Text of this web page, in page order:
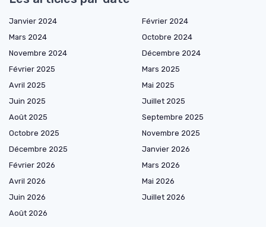
Janvier 2024
Février 2024
Mars 2024
Octobre 2024
Novembre 2024
Décembre 2024
Février 2025
Mars 2025
Avril 2025
Mai 2025
Juin 2025
Juillet 2025
Août 2025
Septembre 2025
Octobre 2025
Novembre 2025
Décembre 2025
Janvier 2026
Février 2026
Mars 2026
Avril 2026
Mai 2026
Juin 2026
Juillet 2026
Août 2026